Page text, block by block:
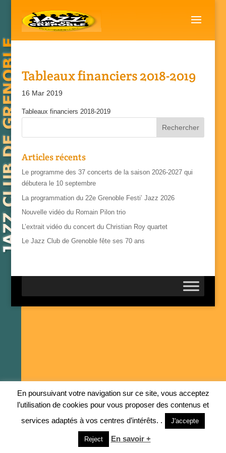
Tableaux financiers 2018-2019
16 Mar 2019
Tableaux financiers 2018-2019
Articles récents
Le programme des 37 concerts de la saison 2026-2027 qui
débutera le 10 septembre
La programmation du 22e Grenoble Festi’ Jazz 2026
Nouvelle vidéo du Romain Pilon trio
L’extrait vidéo du concert du Christian Roy quartet
Le Jazz Club de Grenoble fête ses 70 ans
En poursuivant votre navigation sur ce site, vous acceptez
l’utilisation de cookies pour vous proposer des contenus et
services adaptés à vos centres d’intérêts. .
J'accepte
Reject En savoir +